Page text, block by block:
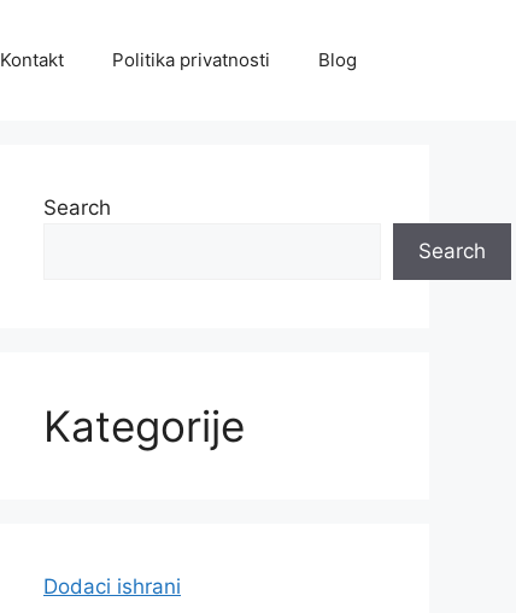
Kontakt Politika privatnosti Blog
Search
Search
Kategorije
Dodaci ishrani